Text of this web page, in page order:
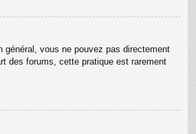
général, vous ne pouvez pas directement
des forums, cette pratique est rarement